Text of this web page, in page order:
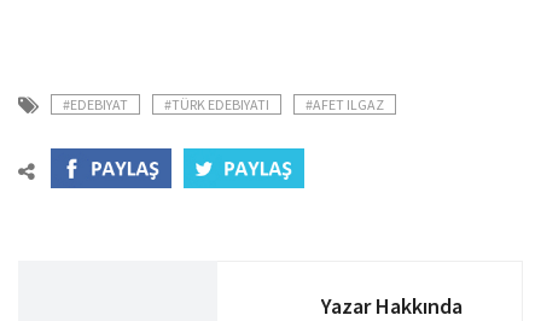
#EDEBIYAT #TÜRK EDEBIYATI #AFET ILGAZ
Yazar Hakkında